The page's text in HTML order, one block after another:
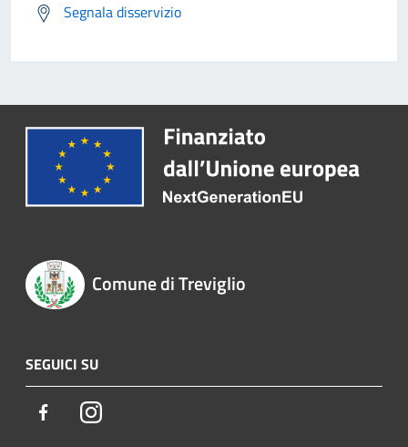
Segnala disservizio
Comune di Treviglio
SEGUICI SU
FacebookInstagram